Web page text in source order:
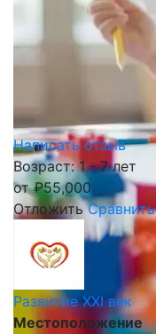
Написать отзыв
Возраст: 1 - 7 лет
от₽55,000
Отложить Сравнить
Развитие XXI век
Местоположение